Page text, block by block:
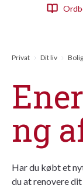
Privat Dit liv Bolig
ng
Har du købt et
du at renovere